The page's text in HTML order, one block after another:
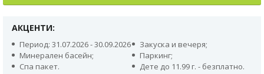
АКЦЕНТИ:
Период: 31.07.2026 - 30.09.2026
Закуска и вечеря;
Минерален басейн;
Паркинг;
Спа пакет.
Дете до 11.99 г. - безплатно.